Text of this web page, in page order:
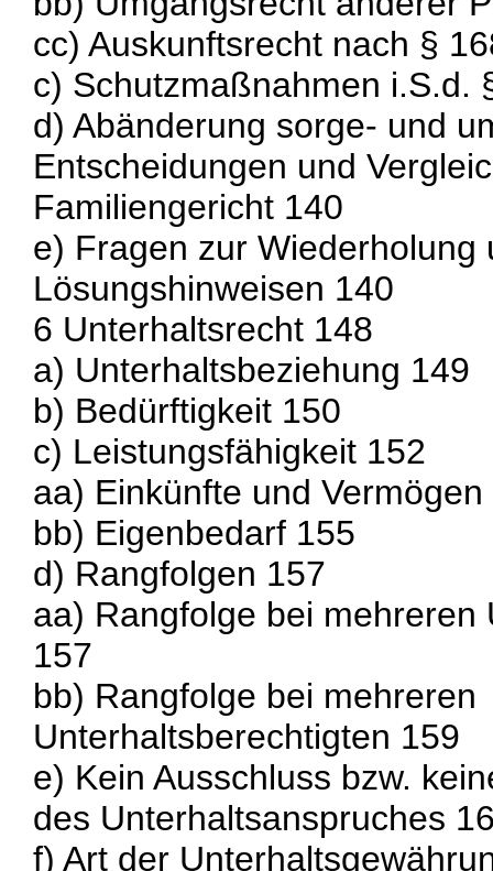
cc) Auskunftsrecht nach §
c) Schutzmaßnahmen i.S.d.
d) Abänderung sorge- und
Entscheidungen und
Familiengericht 140
e) Fragen zur Wiederholung
Lösungshinweisen 140
6 Unterhaltsrecht 148
a) Unterhaltsbeziehung 149
b) Bedürftigkeit 150
c) Leistungsfähigkeit 152
aa) Einkünfte und Vermögen
bb) Eigenbedarf 155
d) Rangfolgen 157
aa) Rangfolge bei mehreren
157
bb) Rangfolge bei mehreren
Unterhaltsberechtigten 159
e) Kein Ausschluss bzw.
des Unterhaltsanspruches
f) Art der